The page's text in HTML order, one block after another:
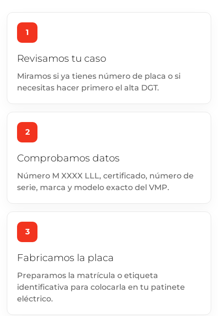
1
Revisamos tu caso
Miramos si ya tienes número de placa o si
necesitas hacer primero el alta DGT.
2
Comprobamos datos
Número M XXXX LLL, certificado, número de
serie, marca y modelo exacto del VMP.
3
Fabricamos la placa
Preparamos la matrícula o etiqueta
identificativa para colocarla en tu patinete
eléctrico.